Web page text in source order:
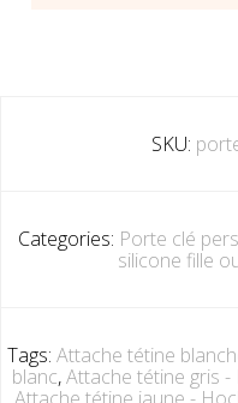
SKU:
Categories: Porte clé
silicone fille
Tags: Attache tétine
blanc,Attache tétine gris